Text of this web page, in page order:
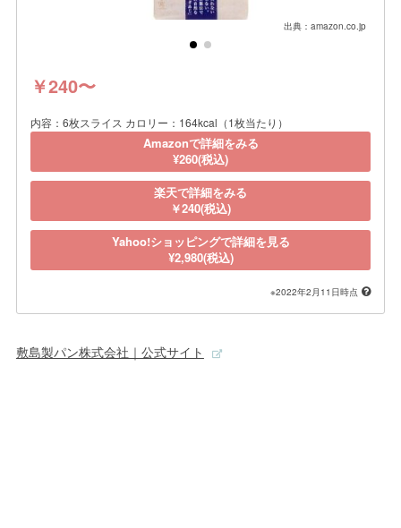
出典：amazon.co.jp
￥240〜
内容：6枚スライス カロリー：164kcal（1枚当たり）
Amazonで詳細をみる
¥260(税込)
楽天で詳細をみる
￥240(税込)
Yahoo!ショッピングで詳細を見る
¥2,980(税込)
※2022年2月11日時点
敷島製パン株式会社｜公式サイト